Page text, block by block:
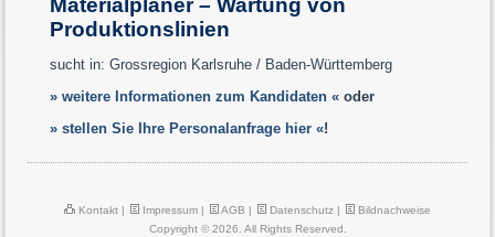
Materialplaner – Wartung von
Produktionslinien
sucht in: Grossregion Karlsruhe / Baden-Württemberg
» weitere Informationen zum Kandidaten « oder
» stellen Sie Ihre Personalanfrage hier «!
Kontakt Impressum AGB Datenschutz
Bildnachweise
Copyright © 2026. All Rights Reserved.